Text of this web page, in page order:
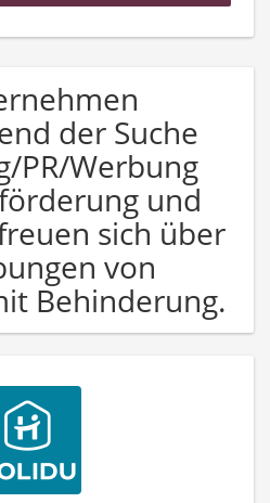
der Suche
PR/Werbung
und
sich über
von
Behinderung.